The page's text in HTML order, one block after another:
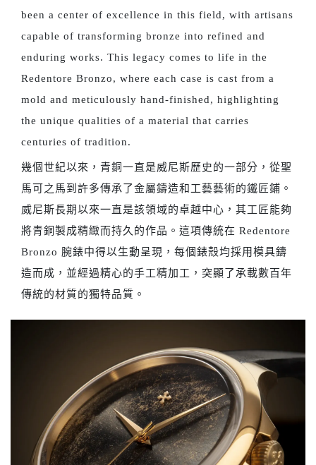
been a center of excellence in this field, with artisans
capable of transforming bronze into refined and
enduring works. This legacy comes to life in the
Redentore Bronzo, where each case is cast from a
mold and meticulously hand-finished, highlighting
the unique qualities of a material that carries
centuries of tradition.
幾個世紀以來，青銅一直是威尼斯歷史的一部分，從聖
馬可之馬到許多傳承了金屬鑄造和工藝藝術的鐵匠鋪。
威尼斯長期以來一直是該領域的卓越中心，其工匠能夠
將青銅製成精緻而持久的作品。這項傳統在 Redentore
Bronzo 腕錶中得以生動呈現，每個錶殼均採用模具鑄
造而成，並經過精心的手工精加工，突顯了承載數百年
傳統的材質的獨特品質。